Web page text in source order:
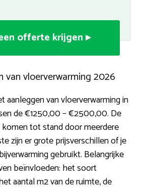
offerte krijgen ▸
van vloerverwarming 2026
aanleggen van vloerverwarming in
de €1250,00 – €2500,00. De
tot stand door meerdere
zijn er grote prijsverschillen of je
gebruikt. Belangrijke
beïnvloeden: het soort
aantal m2 van de ruimte, de